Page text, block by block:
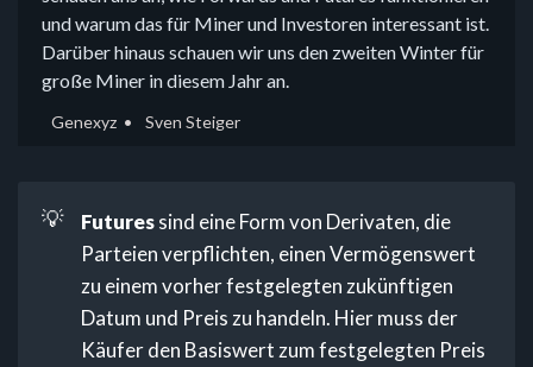
und warum das für Miner und Investoren interessant ist.
Darüber hinaus schauen wir uns den zweiten Winter für
große Miner in diesem Jahr an.
Genexyz Sven Steiger
💡 Futuressind eine Form von Derivaten, die
Parteien verpflichten, einen Vermögenswert
zu einem vorher festgelegten zukünftigen
Datum und Preis zu handeln. Hier muss der
Käufer den Basiswert zum festgelegten Preis